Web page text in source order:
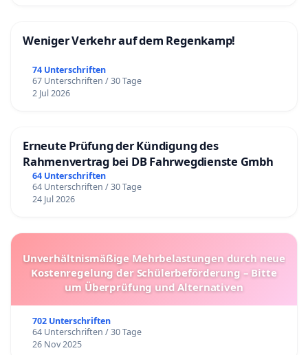
Weniger Verkehr auf dem Regenkamp!
74 Unterschriften
67 Unterschriften / 30 Tage
2 Jul 2026
Erneute Prüfung der Kündigung des
Rahmenvertrag bei DB Fahrwegdienste Gmbh
64 Unterschriften
64 Unterschriften / 30 Tage
24 Jul 2026
Unverhältnismäßige Mehrbelastungen durch neue
Kostenregelung der Schülerbeförderung – Bitte
um Überprüfung und Alternativen
702 Unterschriften
64 Unterschriften / 30 Tage
26 Nov 2025